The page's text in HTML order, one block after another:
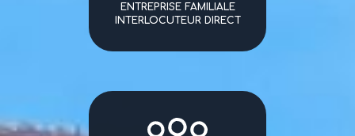
ENTREPRISE FAMILIALE
INTERLOCUTEUR DIRECT